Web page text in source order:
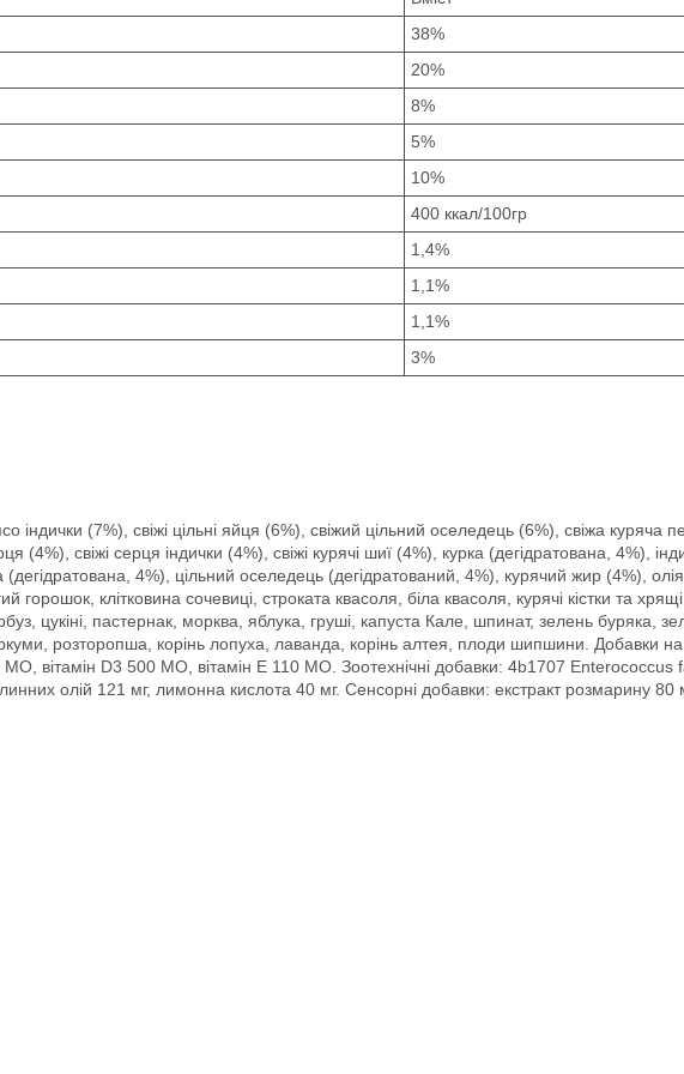
38%
20%
8%
5%
10%
400 ккал/100гр
1,4%
1,1%
1,1%
3%
індички (7%), свіжі цільні яйця (6%), свіжий цільний оселедець (6%), свіжа куряча
(4%), свіжі серця індички (4%), свіжі курячі шиї (4%), курка (дегідратована, 4%),
(дегідратована, 4%), цільний оселедець (дегідратований, 4%), курячий жир (4%),
горошок, клітковина сочевиці, строката квасоля, біла квасоля, курячі кістки та
цукіні, пастернак, морква, яблука, груші, капуста Кале, шпинат, зелень буряка,
розторопша, корінь лопуха, лаванда, корінь алтея, плоди шипшини. Добавки
МО, вітамін D3 500 МО, вітамін E 110 МО. Зоотехнічні добавки: 4b1707
олій 121 мг, лимонна кислота 40 мг. Сенсорні добавки: екстракт розмарину 80